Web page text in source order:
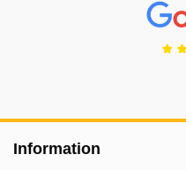
Information